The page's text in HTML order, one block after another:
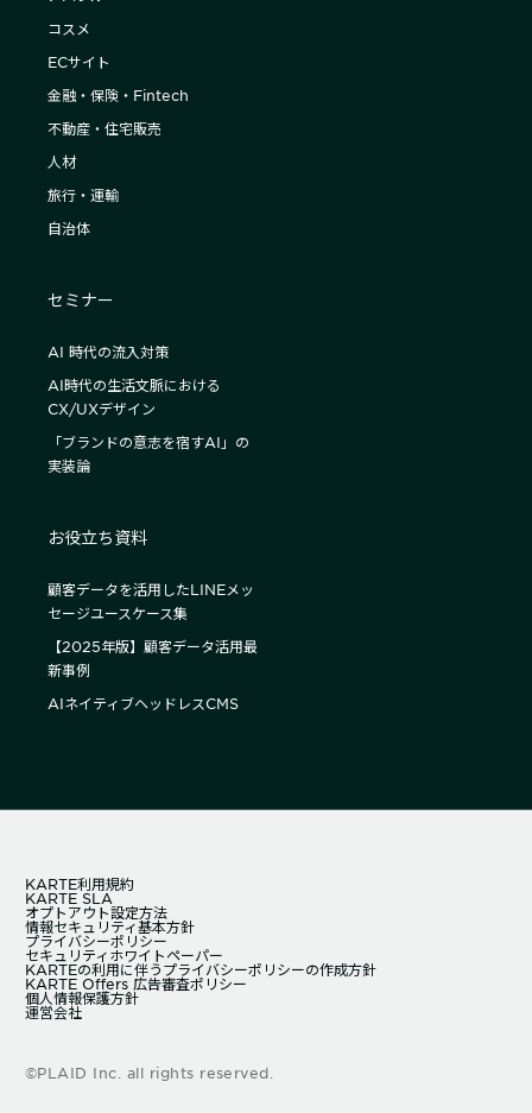
コスメ
ECサイト
金融・保険・Fintech
不動産・住宅販売
人材
旅行・運輸
自治体
セミナー
AI 時代の流入対策
AI時代の生活文脈における
CX/UXデザイン
「ブランドの意志を宿すAI」の
実装論
お役立ち資料
顧客データを活用したLINEメッ
セージユースケース集
【2025年版】顧客データ活用最
新事例
AIネイティブヘッドレスCMS
KARTE利用規約
KARTE SLA
オプトアウト設定方法
情報セキュリティ基本方針
プライバシーポリシー
セキュリティホワイトペーパー
KARTEの利用に伴うプライバシーポリシーの作成方針
KARTE Offers 広告審査ポリシー
個人情報保護方針
運営会社
©PLAID Inc. all rights reserved.